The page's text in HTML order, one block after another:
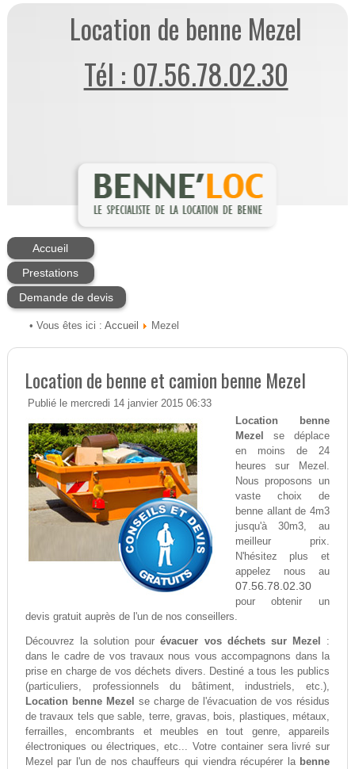
Location de benne Mezel
Tél : 07.56.78.02.30
Accueil
Prestations
Demande de devis
• Vous êtes ici : Accueil Mezel
Location de benne et camion benne Mezel
Publié le mercredi 14 janvier 2015 06:33
Location benne
Mezel
se déplace
en moins de 24
heures sur Mezel.
Nous proposons un
vaste choix de
benne allant de 4m3
jusqu'à 30m3, au
meilleur prix.
N'hésitez plus et
appelez nous au
07.56.78.02.30
pour obtenir un
devis gratuit auprès de l'un de nos conseillers.
Découvrez la solution pourévacuer vos déchets sur Mezel
:
dans le cadre de vos travaux nous vous accompagnons dans la
prise en charge de vos déchets divers. Destiné a tous les publics
(particuliers, professionnels du bâtiment, industriels, etc.),
Location benne Mezel se charge de l'évacuation de vos résidus
de travaux tels que sable, terre, gravas, bois, plastiques, métaux,
ferrailles, encombrants et meubles en tout genre, appareils
électroniques ou électriques, etc... Votre container sera livré sur
Mezel par l'un de nos chauffeurs qui viendra récupérer la benne